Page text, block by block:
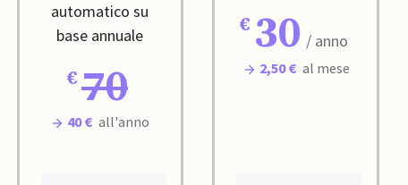
automatico su
base annuale
70
40 € all'anno
30 / anno
2,50 € al mese